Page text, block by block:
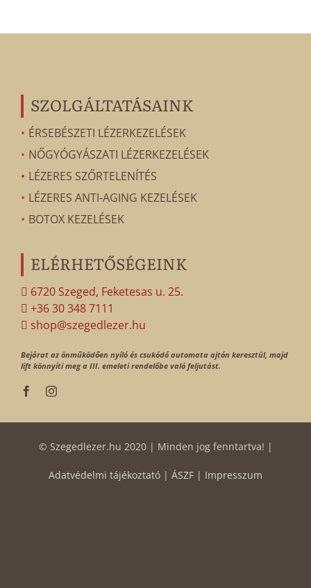
SZOLGÁLTATÁSAINK
ÉRSEBÉSZETI LÉZERKEZELÉSEK
NŐGYÓGYÁSZATI LÉZERKEZELÉSEK
LÉZERES SZŐRTELENÍTÉS
LÉZERES ANTI-AGING KEZELÉSEK
BOTOX KEZELÉSEK
ELÉRHETŐSÉGEINK
6720 Szeged, Feketesas u. 25.
+36 30 348 7111
shop@szegedlezer.hu
Bejárat az önműködően nyíló és csukódó automata ajtón keresztül, majd
lift könnyíti meg a III. emeleti rendelőbe való feljutást.
© Szegedlezer.hu 2020 | Minden jog fenntartva! |
Adatvédelmi tájékoztató | ÁSZF | Impresszum